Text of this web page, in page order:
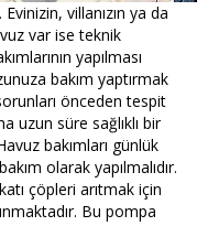
villanızın ya da
var ise teknik
yapılması
bakım yaptırmak
önceden tespit
uzun süre sağlıklı bir
bakımları günlük
olarak yapılmalıdır.
çöpleri arıtmak için
Bu pompa